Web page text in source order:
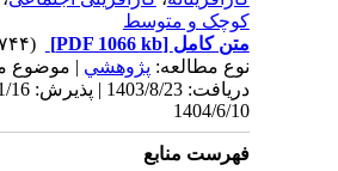
کوچک و متوسط
متن کامل[PDF 1066 kb]
نوع مطالعه:پژوهشي| موضوع
1404/6/10
فهرست منابع